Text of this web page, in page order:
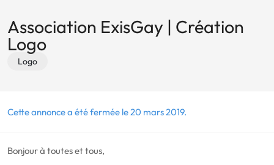
Association ExisGay | Création
Logo
Logo
Cette annonce a été fermée le 20 mars 2019.
Bonjour à toutes et tous,